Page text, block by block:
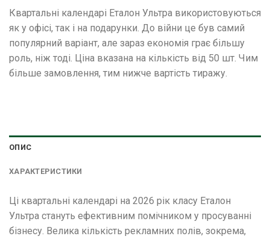
Квартальні календарі Еталон Ультра використовуються
як у офісі, так і на подарунки. До війни це був самий
популярний варіант, але зараз економія грає більшу
роль, ніж тоді. Ціна вказана на кількість від 50 шт. Чим
більше замовлення, тим нижче вартість тиражу.
ОПИС
ХАРАКТЕРИСТИКИ
Ці квартальні календарі на 2026 рік класу Еталон
Ультра стануть ефективним помічником у просуванні
бізнесу. Велика кількість рекламних полів, зокрема,